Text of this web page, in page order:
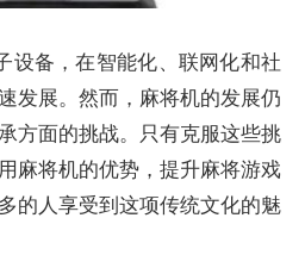
设备，在智能化、联网化和社
发展。然而，麻将机的发展仍
方面的挑战。只有克服这些挑
麻将机的优势，提升麻将游戏
的人享受到这项传统文化的魅